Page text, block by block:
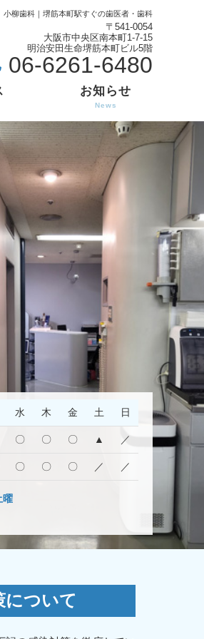
小柳歯科｜堺筋本町駅すぐの歯医者・歯科
〒541-0054
大阪市中央区南本町1-7-15
明治安田生命堺筋本町ビル5階
06-6261-6480
お知らせ
News
水 木 金 土 日
〇 〇 〇 ▲ ／
〇 〇 〇 ／ ／
曜
について